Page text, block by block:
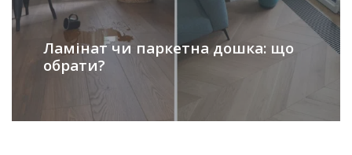
Ламінат чи паркетна дошка: що
обрати?